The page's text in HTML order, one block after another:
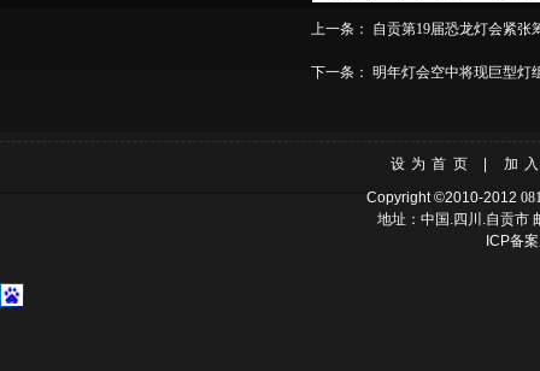
上一条： 自贡第19届恐龙灯会紧张
下一条：明年灯会空中将现巨型灯
设为首页 |加
Copyright ©2010-2012
地址：中国.四川.自贡
ICP备